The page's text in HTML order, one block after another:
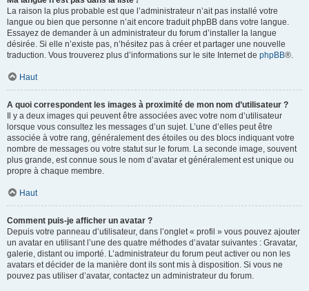
La raison la plus probable est que l’administrateur n’ait pas installé votre
langue ou bien que personne n’ait encore traduit phpBB dans votre langue.
Essayez de demander à un administrateur du forum d’installer la langue
désirée. Si elle n’existe pas, n’hésitez pas à créer et partager une nouvelle
traduction. Vous trouverez plus d’informations sur le site Internet de phpBB®.
Haut
A quoi correspondent les images à proximité de mon nom d’utilisateur ?
Il y a deux images qui peuvent être associées avec votre nom d’utilisateur
lorsque vous consultez les messages d’un sujet. L’une d’elles peut être
associée à votre rang, généralement des étoiles ou des blocs indiquant votre
nombre de messages ou votre statut sur le forum. La seconde image, souvent
plus grande, est connue sous le nom d’avatar et généralement est unique ou
propre à chaque membre.
Haut
Comment puis-je afficher un avatar ?
Depuis votre panneau d’utilisateur, dans l’onglet « profil » vous pouvez ajouter
un avatar en utilisant l’une des quatre méthodes d’avatar suivantes : Gravatar,
galerie, distant ou importé. L’administrateur du forum peut activer ou non les
avatars et décider de la manière dont ils sont mis à disposition. Si vous ne
pouvez pas utiliser d’avatar, contactez un administrateur du forum.